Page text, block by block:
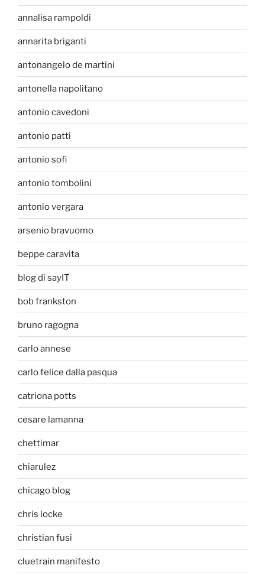
annalisa rampoldi
annarita briganti
antonangelo de martini
antonella napolitano
antonio cavedoni
antonio patti
antonio sofi
antonio tombolini
antonio vergara
arsenio bravuomo
beppe caravita
blog di sayIT
bob frankston
bruno ragogna
carlo annese
carlo felice dalla pasqua
catriona potts
cesare lamanna
chettimar
chiarulez
chicago blog
chris locke
christian fusi
cluetrain manifesto